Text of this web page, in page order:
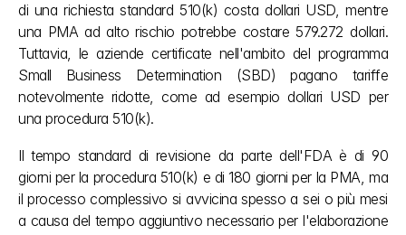
di una richiesta standard 510(k) costa dollari USD, mentre
una PMA ad alto rischio potrebbe costare 579.272 dollari.
Tuttavia, le aziende certificate nell'ambito del programma
Small Business Determination (SBD) pagano tariffe
notevolmente ridotte, come ad esempio dollari USD per
una procedura 510(k).
Il tempo standard di revisione da parte dell'FDA è di 90
giorni per la procedura 510(k) e di 180 giorni per la PMA, ma
il processo complessivo si avvicina spesso a sei o più mesi
a causa del tempo aggiuntivo necessario per l'elaborazione